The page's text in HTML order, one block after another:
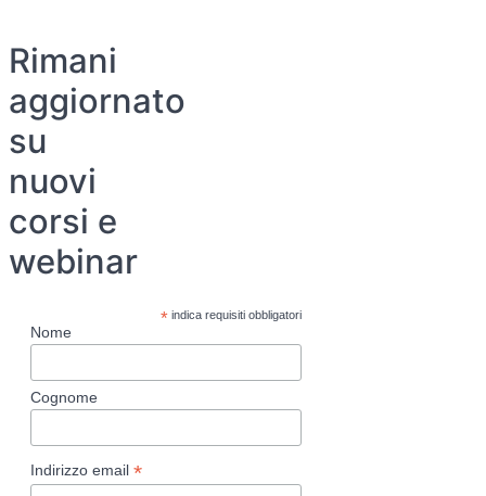
Rimani
aggiornato
su
nuovi
corsi e
webinar
*indica requisiti obbligatori
Nome
Cognome
Indirizzo email *